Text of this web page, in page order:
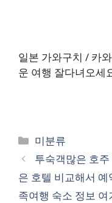
일본 가와구치 / 카
운 여행 잘다녀오세
카
테
고
리
미분류
투숙객많은 호
은 호텔 비교해서
족여행 숙소 정보